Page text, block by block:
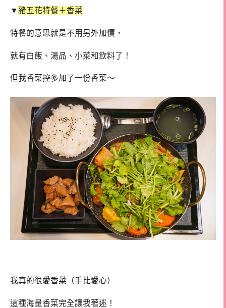
▼豬五花特餐＋香菜
特餐的意思就是不用另外加價，
就有白飯、湯品、小菜和飲料了！
但我香菜控多加了一份香菜～
我真的很愛香菜（手比愛心）
這種海量香菜完全讓我著迷！